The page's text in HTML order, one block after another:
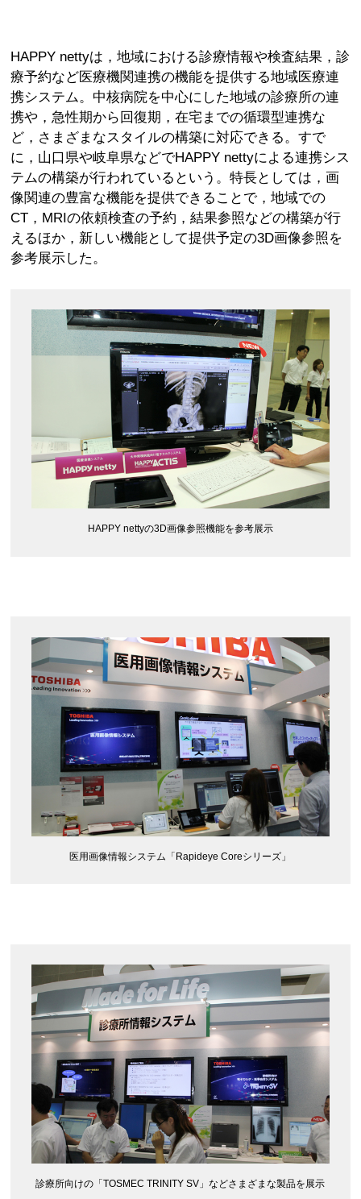
HAPPY nettyは，地域における診療情報や検査結果，診
療予約など医療機関連携の機能を提供する地域医療連
携システム。中核病院を中心にした地域の診療所の連
携や，急性期から回復期，在宅までの循環型連携な
ど，さまざまなスタイルの構築に対応できる。すで
に，山口県や岐阜県などでHAPPY nettyによる連携シス
テムの構築が行われているという。特長としては，画
像関連の豊富な機能を提供できることで，地域での
CT，MRIの依頼検査の予約，結果参照などの構築が行
えるほか，新しい機能として提供予定の3D画像参照を
参考展示した。
HAPPY nettyの3D画像参照機能を参考展示
医用画像情報システム「Rapideye Coreシリーズ」
診療所向けの「TOSMEC TRINITY SV」などさまざまな製品を展示